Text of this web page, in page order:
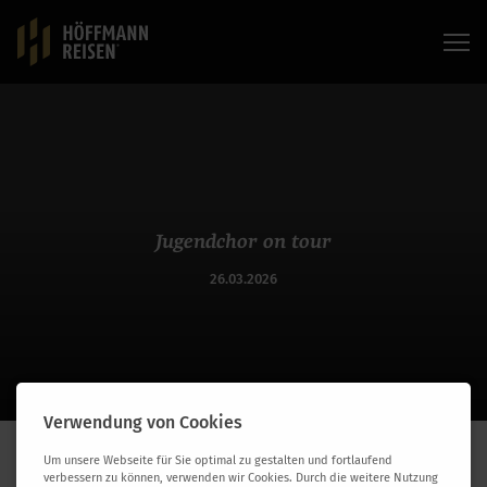
Jugendchor on tour
26.03.2026
HÖFFMANN JUGENDCHOR ON TOUR
Verwendung von Cookies
Um unsere Webseite für Sie optimal zu gestalten und fortlaufend
verbessern zu können, verwenden wir Cookies. Durch die weitere Nutzung